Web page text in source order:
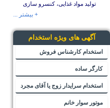
تولید مواد غذایی، کنسرو سازی
+ بیشتر ...
آگهی های ویژه استخدام
استخدام کارشناس فروش
کارگر ساده
استخدام سرایدار زوج یا آقای مجرد
موتور سوار خانم